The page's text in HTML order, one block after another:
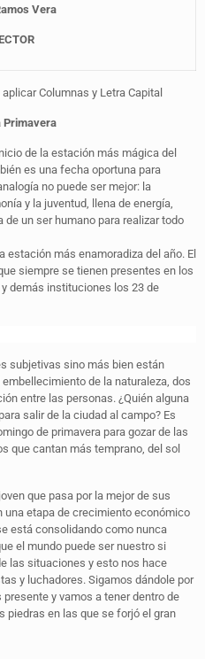
Vera
Columnas y Letra Capital
Primavera
de la estación más mágica del
es una fecha oportuna para
no puede ser mejor: la
y la juventud, llena de energía,
un ser humano para realizar todo
estación más enamoradiza del año. El
siempre se tienen presentes en los
demás instituciones los 23 de
subjetivas sino más bien están
de la naturaleza, dos
entre las personas. ¿Quién alguna
salir de la ciudad al campo? Es
de primavera para gozar de las
que cantan más temprano, del sol
que pasa por la mejor de sus
una etapa de crecimiento económico
está consolidando como nunca
el mundo puede ser nuestro si
las situaciones y esto nos hace
y luchadores. Sigamos dándole por
y vamos a tener dentro de
piedras en las que se forjó el gran